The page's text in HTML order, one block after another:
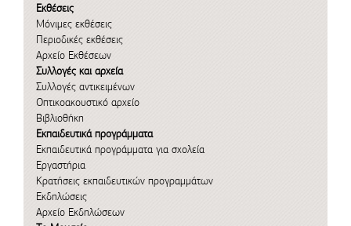
Εκθέσεις
Μόνιμες εκθέσεις
Περιοδικές εκθέσεις
Αρχείο Εκθέσεων
Συλλογές και αρχεία
Συλλογές αντικειμένων
Οπτικοακουστικό αρχείο
Βιβλιοθήκη
Εκπαιδευτικά προγράμματα
Εκπαιδευτικά προγράμματα για σχολεία
Εργαστήρια
Κρατήσεις εκπαιδευτικών προγραμμάτων
Εκδηλώσεις
Αρχείο Εκδηλώσεων